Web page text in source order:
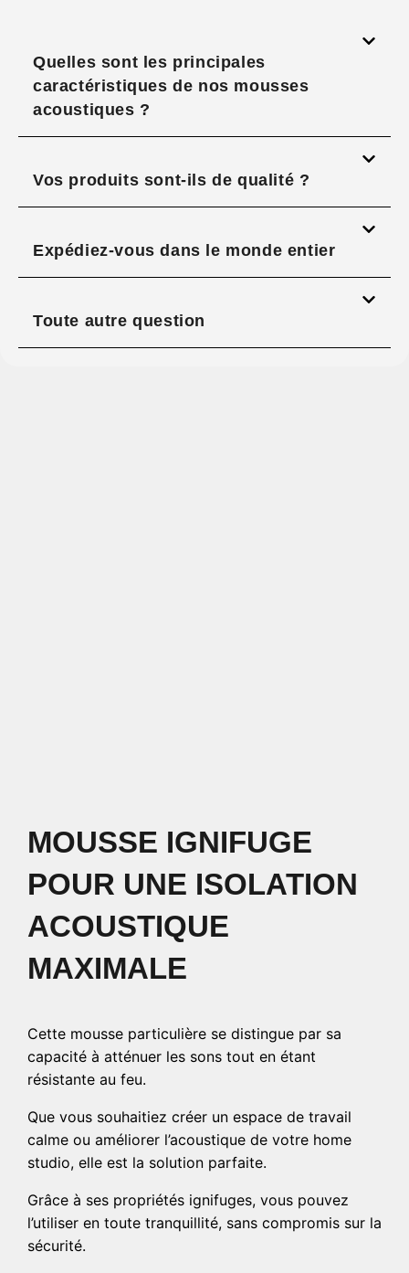
Quelles sont les principales
caractéristiques de nos mousses
acoustiques ?
Vos produits sont-ils de qualité ?
Expédiez-vous dans le monde entier
Toute autre question
MOUSSE IGNIFUGE
POUR UNE ISOLATION
ACOUSTIQUE
MAXIMALE
Cette mousse particulière se distingue par sa
capacité à atténuer les sons tout en étant
résistante au feu.
Que vous souhaitiez créer un espace de travail
calme ou améliorer l’acoustique de votre home
studio, elle est la solution parfaite.
Grâce à ses propriétés ignifuges, vous pouvez
l’utiliser en toute tranquillité, sans compromis sur la
sécurité.